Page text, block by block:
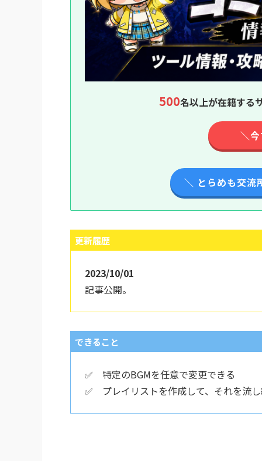
500名以上が在籍する
＼
＼ とらめも交流
更新履歴
2023/10/01
記事公開。
できること
✅ 特定のBGMを任意で変更できる
✅ プレイリストを作成して、それを流